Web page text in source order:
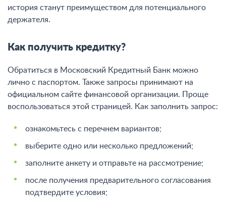
история станут преимуществом для потенциального
держателя.
Как получить кредитку?
Обратиться в Московский Кредитный Банк можно
лично с паспортом. Также запросы принимают на
официальном сайте финансовой организации. Проще
воспользоваться этой страницей. Как заполнить запрос:
ознакомьтесь с перечнем вариантов;
выберите одно или несколько предложений;
заполните анкету и отправьте на рассмотрение;
после получения предварительного согласования
подтвердите условия;